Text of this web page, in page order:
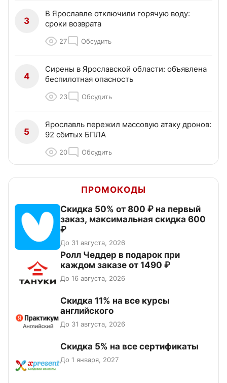
3
В Ярославле отключили горячую воду:
сроки возврата
27 Обсудить
4
Сирены в Ярославской области: объявлена
беспилотная опасность
23 Обсудить
5
Ярославль пережил массовую атаку дронов:
92 сбитых БПЛА
20 Обсудить
ПРОМОКОДЫ
Скидка 50% от 800 ₽ на первый
заказ, максимальная скидка 600
₽
До 31 августа, 2026
Ролл Чеддер в подарок при
каждом заказе от 1490 ₽
До 16 августа, 2026
Скидка 11% на все курсы
английского
До 31 августа, 2026
Скидка 5% на все сертификаты
До 1 января, 2027